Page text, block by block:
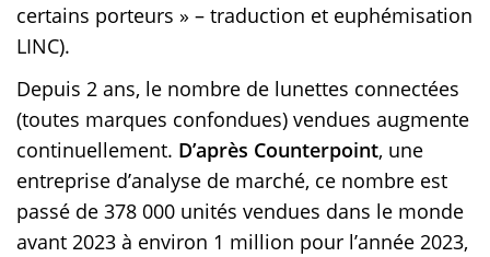
certains porteurs » – traduction et euphémisation
LINC).
Depuis 2 ans, le nombre de lunettes connectées
(toutes marques confondues) vendues augmente
continuellement. D’après Counterpoint, une
entreprise d’analyse de marché, ce nombre est
passé de 378 000 unités vendues dans le monde
avant 2023 à environ 1 million pour l’année 2023,